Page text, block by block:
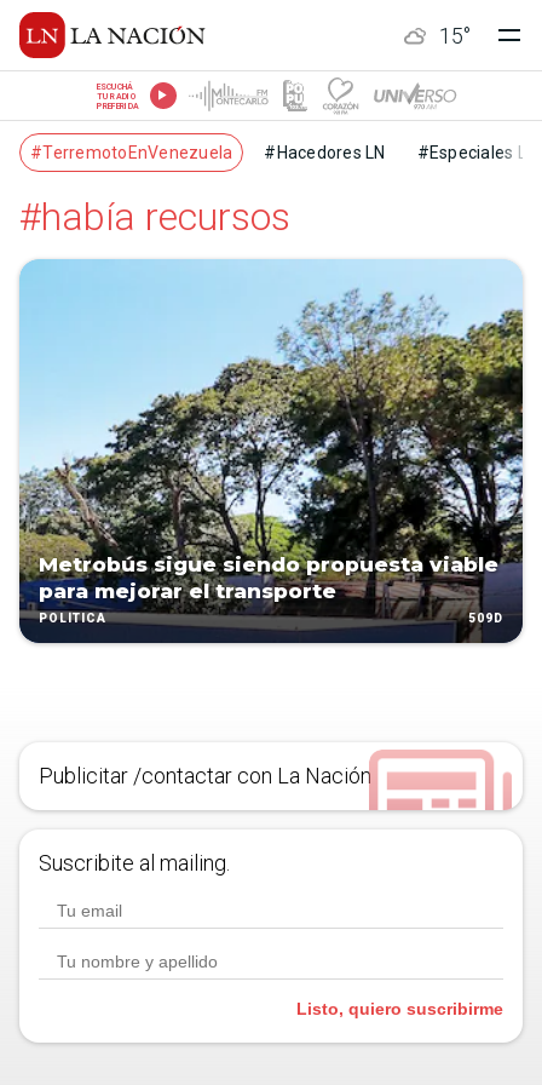
15°
ESCUCHÁ
TU RADIO
PREFERIDA
#TerremotoEnVenezuela #Hacedores LN #Especiales LN
#había recursos
Metrobús sigue siendo propuesta viable
para mejorar el transporte
POLÍTICA 509D
Publicitar /contactar con La Nación
Suscribite al mailing.
Listo, quiero suscribirme